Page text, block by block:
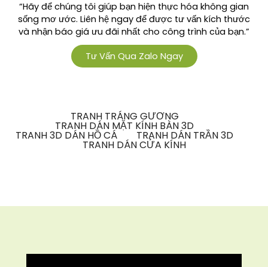
“Hãy để chúng tôi giúp bạn hiện thực hóa không gian
sống mơ ước. Liên hệ ngay để được tư vấn kích thước
và nhận báo giá ưu đãi nhất cho công trình của bạn.”
Tư Vấn Qua Zalo Ngay
TRANH TRÁNG GƯƠNG
TRANH DÁN MẶT KÍNH BÀN 3D
TRANH 3D DÁN HỒ CÁ TRANH DÁN TRẦN 3D
TRANH DÁN CỬA KÍNH